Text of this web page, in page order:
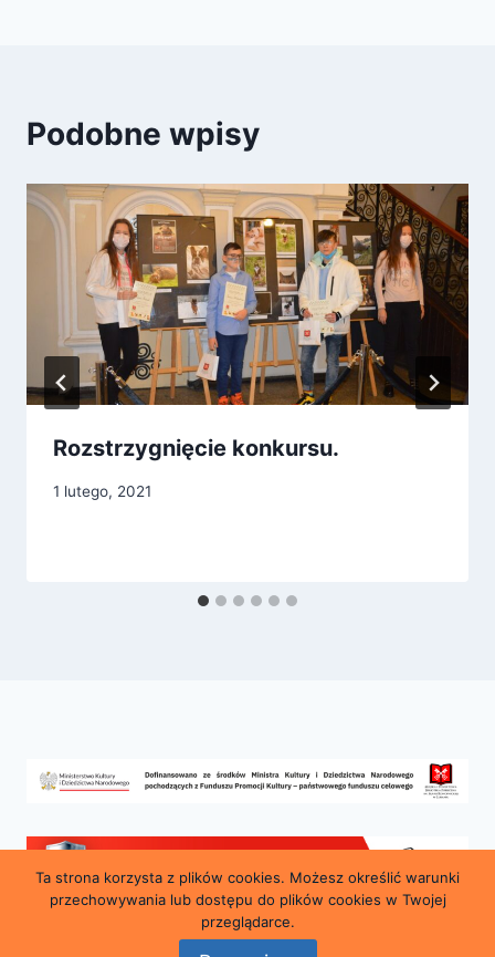
Podobne wpisy
Rozstrzygnięcie konkursu.
1 lutego, 2021
Ta strona korzysta z plików cookies. Możesz określić warunki
przechowywania lub dostępu do plików cookies w Twojej
przeglądarce.